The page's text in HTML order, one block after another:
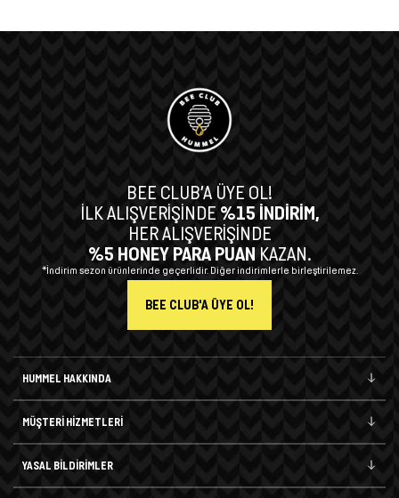
HUMMEL HAKKINDA
MÜŞTERİ HİZMETLERİ
YASAL BİLDİRİMLER
BEE CLUB’A ÜYE OL!
İLK ALIŞVERİŞİNDE %15 İNDİRİM,
HER ALIŞVERİŞİNDE
%5 HONEY PARA PUAN KAZAN.
*İndirim sezon ürünlerinde geçerlidir. Diğer indirimlerle birleştirilemez.
BEE CLUB'A ÜYE OL!